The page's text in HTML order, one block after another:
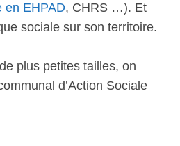
en EHPAD, CHRS …). Et
sociale sur son territoire.
plus petites tailles, on
d’Action Sociale